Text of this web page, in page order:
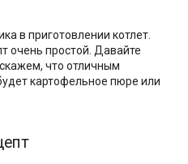
в приготовлении котлет.
очень простой. Давайте
что отличным
картофельное пюре или